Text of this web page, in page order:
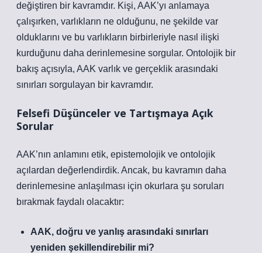
değiştiren bir kavramdır. Kişi, AAK’yı anlamaya
çalışırken, varlıkların ne olduğunu, ne şekilde var
olduklarını ve bu varlıkların birbirleriyle nasıl ilişki
kurduğunu daha derinlemesine sorgular. Ontolojik bir
bakış açısıyla, AAK varlık ve gerçeklik arasındaki
sınırları sorgulayan bir kavramdır.
Felsefi Düşünceler ve Tartışmaya Açık
Sorular
AAK’nın anlamını etik, epistemolojik ve ontolojik
açılardan değerlendirdik. Ancak, bu kavramın daha
derinlemesine anlaşılması için okurlara şu soruları
bırakmak faydalı olacaktır:
AAK, doğru ve yanlış arasındaki sınırları
yeniden şekillendirebilir mi?